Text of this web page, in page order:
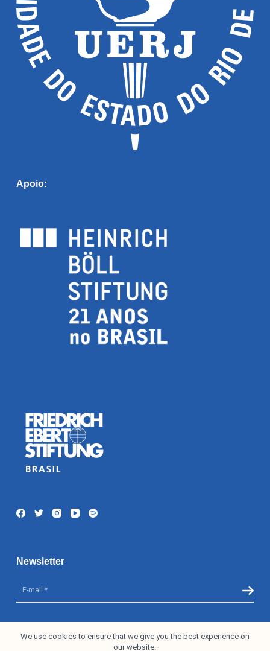
Apoio:
Newsletter
I accept the Privacy Policy
We use cookies to ensure that we give you the best experience on
our website.